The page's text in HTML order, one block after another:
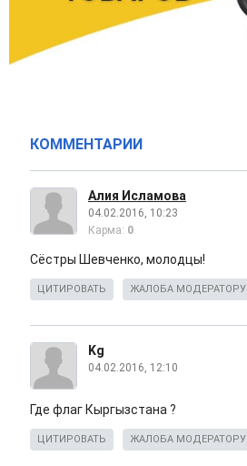
КОММЕНТАРИИ
Алия Исламова
04.02.2016, 10:23
Карма: 0
Сёстры Шевченко, молодцы!
ЦИТИРОВАТЬ ЖАЛОБА МОДЕРАТОРУ
Kg
04.02.2016, 12:10
Где флаг Кыргызстана ?
ЦИТИРОВАТЬ ЖАЛОБА МОДЕРАТОРУ